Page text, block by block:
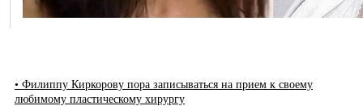
• Филиппу Киркорову пора записываться на прием к своему
любимому пластическому хирургу